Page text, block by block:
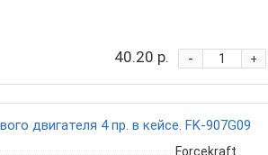
40.20 р. +
-
двигателя 4 пр. в кейсе. FK-907G09
Forcekraft